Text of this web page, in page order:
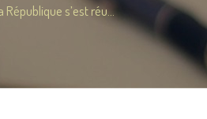
République s’est réu...